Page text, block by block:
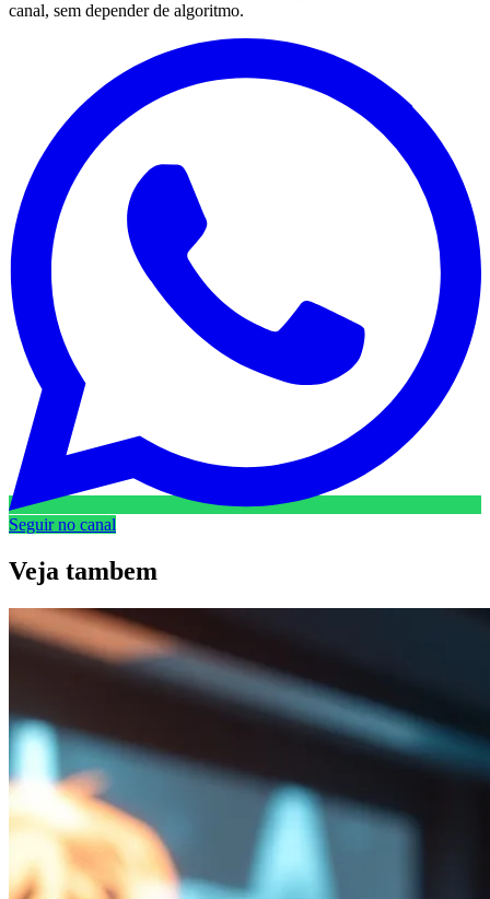
canal, sem depender de algoritmo.
Seguir no canal
Veja tambem